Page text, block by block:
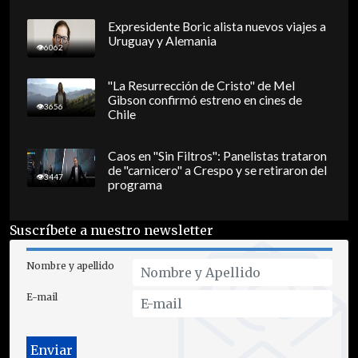
6062
Expresidente Boric alista nuevos viajes a
Uruguay y Alemania
3656
"La Resurrección de Cristo" de Mel
Gibson confirmó estreno en cines de
Chile
3447
Caos en "Sin Filtros": Panelistas trataron
de "carnicero" a Crespo y se retiraron del
programa
Suscríbete a nuestro newsletter
Nombre y apellido
E-mail